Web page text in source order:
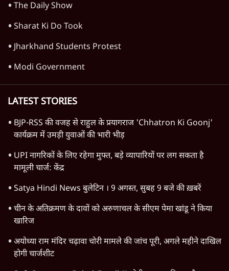
Janadesh Charcha
The Daily Show
Sharat Ki Do Took
Jharkhand Students Protest
Modi Government
LATEST STORIES
BJP-RSS की वजह से राहुल के प्रयागराज 'Chhatron Ki Goonj'
कार्यक्रम में उमड़ी युवाओं की भारी भीड़
UPI नागरिकों के लिए रहेगा मुफ्त, बड़े व्यापारियों पर लग सकता है
मामूली चार्ज: केंद्र
Satya Hindi News बुलेटिन । 9 अगस्त, सुबह 9 बजे की ख़बरें
चीन के अतिक्रमण के दावों को अरुणाचल के सीएम पेमा खांडू ने किया
खारिज